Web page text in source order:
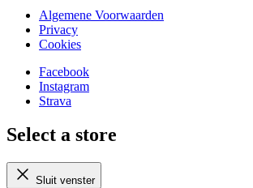
Algemene Voorwaarden
Privacy
Cookies
Facebook
Instagram
Strava
Select a store
Sluit venster